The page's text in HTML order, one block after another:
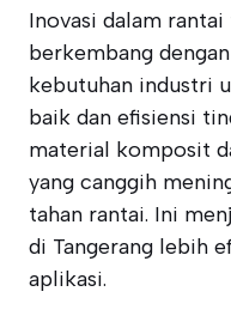
Inovasi dalam
berkembang
kebutuhan industri
baik dan efisiensi
material komposit
yang canggih
tahan rantai. Ini
di Tangerang lebih
aplikasi.